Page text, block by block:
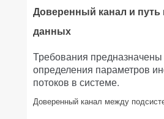
Доверенный канал и путь
данных
Требования
определения параметров
потоков в системе.
Доверенный канал между